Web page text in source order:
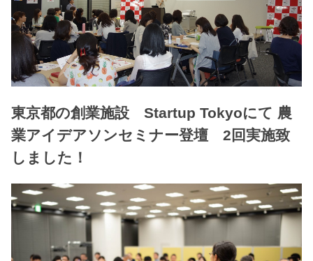
東京都の創業施設 Startup Tokyoにて 農
業アイデアソンセミナー登壇 2回実施致
しました！